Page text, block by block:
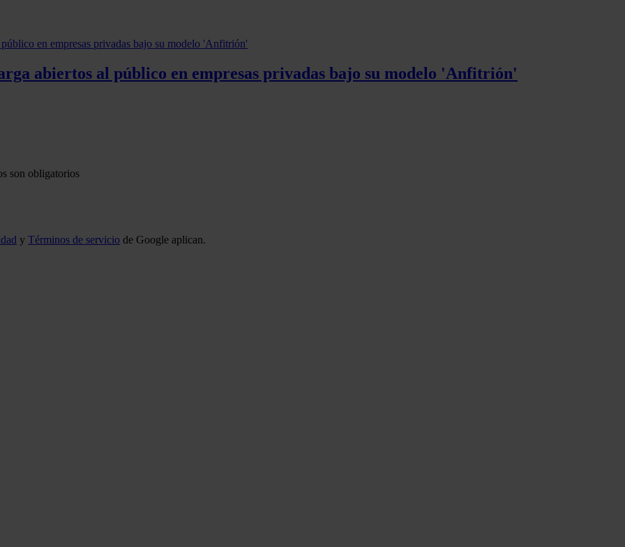
abiertos al público en empresas privadas bajo su modelo 'Anfitrión'
son obligatorios
y Términos de servicio de Google aplican.